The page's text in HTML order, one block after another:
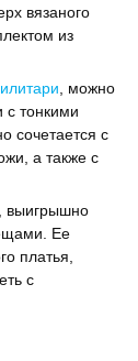
вязаного
из
, можно
с тонкими
сочетается с
а также с
выигрышно
Ее
платья,
с